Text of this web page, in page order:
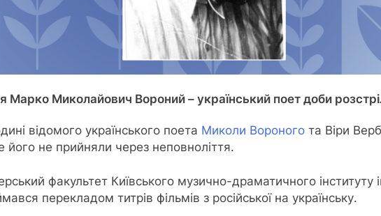
Марко Миколайович Вороний – український поет доби
відомого українського поета Миколи Вороного та Віри
його не прийняли через неповноліття.
факультет Київського музично-драматичного
перекладом титрів фільмів з російської на українську.